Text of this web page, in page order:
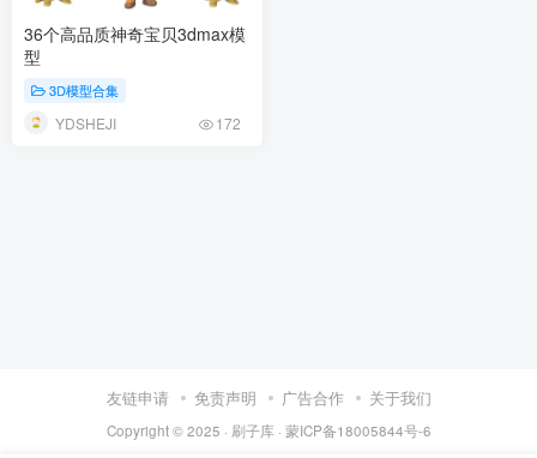
36个高品质神奇宝贝3dmax模
型
3D模型合集
YDSHEJI 172
友链申请 免责声明 广告合作 关于我们
Copyright © 2025 · 刷子库 · 蒙ICP备18005844号-6